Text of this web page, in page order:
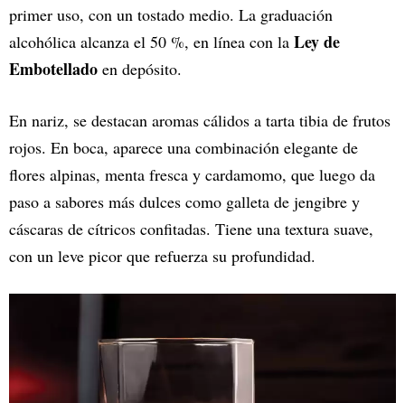
primer uso, con un tostado medio. La graduación
alcohólica alcanza el 50 %, en línea con la Ley de
Embotellado en depósito.
En nariz, se destacan aromas cálidos a tarta tibia de frutos
rojos. En boca, aparece una combinación elegante de
flores alpinas, menta fresca y cardamomo, que luego da
paso a sabores más dulces como galleta de jengibre y
cáscaras de cítricos confitadas. Tiene una textura suave,
con un leve picor que refuerza su profundidad.